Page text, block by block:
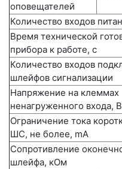
оповещателей
Количество входов
Время технической
прибора к работе, c
Количество входов
шлейфов сигнализации
Напряжение на клеммах
ненагруженного входа, В
Ограничение тока
ШС, не более, mА
Сопротивление
шлейфа, кОм